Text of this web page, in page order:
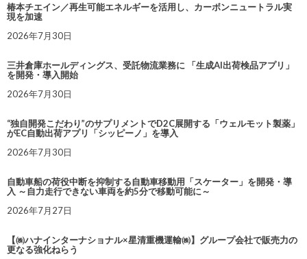
椿本チエイン／再生可能エネルギーを活用し、カーボンニュートラル実
現を加速
2026年7月30日
三井倉庫ホールディングス、受託物流業務に 「生成AI出荷検品アプリ」
を開発・導入開始
2026年7月30日
“独自開発こだわり”のサプリメントでD2C展開する「ウェルモット製薬」
がEC自動出荷アプリ「シッピーノ」を導入
2026年7月30日
自動車船の荷役中断を抑制する自動車移動用「スケーター」を開発・導
入 ～自力走行できない車両を約5分で移動可能に～
2026年7月27日
【㈱ハナインターナショナル×星清重機運輸㈱】グループ会社で販売力の
更なる強化ねらう